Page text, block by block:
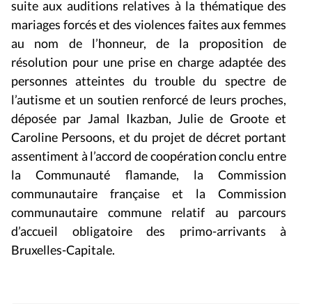
suite aux auditions relatives à la thématique des
mariages forcés et des violences faites aux femmes
au nom de l’honneur, de la proposition de
résolution pour une prise en charge adaptée des
personnes atteintes du trouble du spectre de
l’autisme et un soutien renforcé de leurs proches,
déposée par Jamal Ikazban, Julie de Groote et
Caroline Persoons, et du projet de décret portant
assentiment à l’accord de coopération conclu entre
la Communauté flamande, la Commission
communautaire française et la Commission
communautaire commune relatif au parcours
d’accueil obligatoire des primo-arrivants à
Bruxelles-Capitale.